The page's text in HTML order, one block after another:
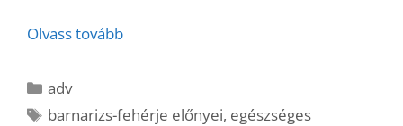
Olvass tovább
Kategória
adv
Címkék
barnarizs-fehérje előnyei, egészséges